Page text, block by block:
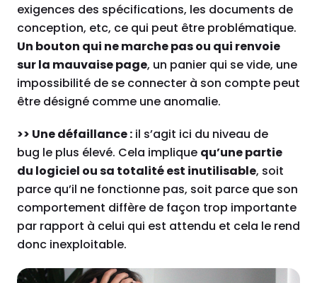
exigences des spécifications, les documents de
conception, etc, ce qui peut être problématique.
Un bouton qui ne marche pas ou qui renvoie
sur la mauvaise page, un panier qui se vide, une
impossibilité de se connecter à son compte peut
être désigné comme une anomalie.
>> Une défaillance : il s’agit ici du niveau de
bug le plus élevé. Cela implique qu’une partie
du logiciel ou sa totalité est inutilisable, soit
parce qu’il ne fonctionne pas, soit parce que son
comportement diffère de façon trop importante
par rapport à celui qui est attendu et cela le rend
donc inexploitable.